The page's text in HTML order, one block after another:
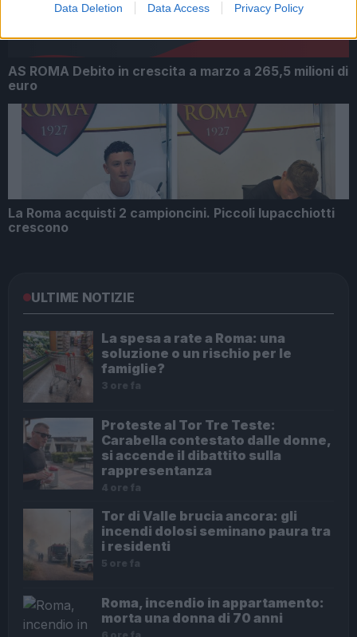
Data Deletion Data Access Privacy Policy
AS ROMA Debito in crescita a marzo a 265,5 milioni di
euro
La Roma acquisti 2 campioncini. Piccoli lupacchiotti
crescono
ULTIME NOTIZIE
La spesa a rate a Roma: una
soluzione o un rischio per le
famiglie?
3 ore fa
Proteste al Tor Tre Teste:
Carabella contestato dalle donne,
si accende il dibattito sulla
rappresentanza
4 ore fa
Tor di Valle brucia ancora: gli
incendi dolosi seminano paura tra
i residenti
5 ore fa
Roma, incendio in appartamento:
morta una donna di 70 anni